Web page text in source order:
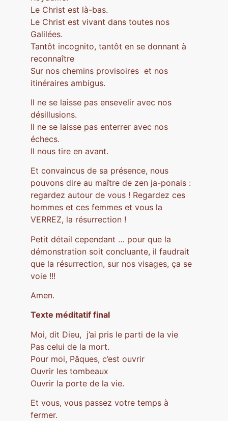
Le Christ est là-bas.
Le Christ est vivant dans toutes nos
Galilées.
Tantôt incognito, tantôt en se donnant à
reconnaître
Sur nos chemins provisoires et nos
itinéraires ambigus.
Il ne se laisse pas ensevelir avec nos
désillusions.
Il ne se laisse pas enterrer avec nos
échecs.
Il nous tire en avant.
Et convaincus de sa présence, nous
pouvons dire au maître de zen ja-ponais :
regardez autour de vous ! Regardez ces
hommes et ces femmes et vous la
VERREZ, la résurrection !
Petit détail cependant … pour que la
démonstration soit concluante, il faudrait
que la résurrection, sur nos visages, ça se
voie !!!
Amen.
Texte méditatif final
Moi, dit Dieu, j’ai pris le parti de la vie
Pas celui de la mort.
Pour moi, Pâques, c’est ouvrir
Ouvrir les tombeaux
Ouvrir la porte de la vie.
Et vous, vous passez votre temps à
fermer.